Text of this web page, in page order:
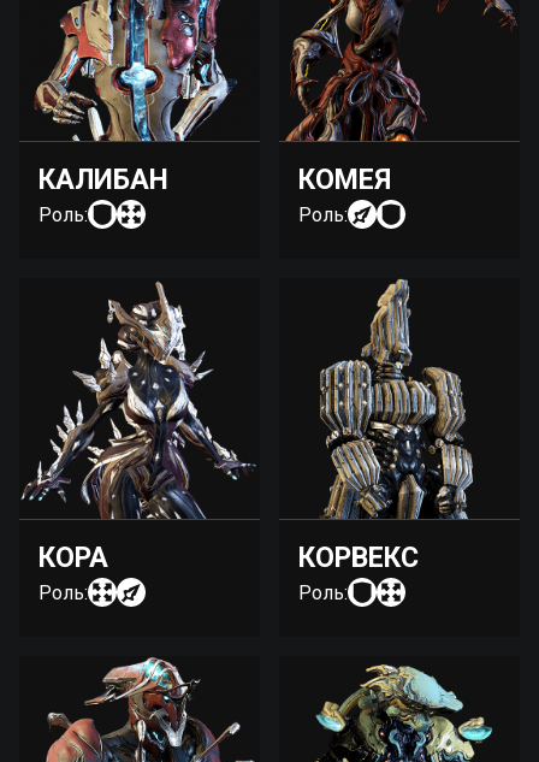
КАЛИБАН
Роль:
КОМЕЯ
Роль:
КОРА
Роль:
КОРВЕКС
Роль: